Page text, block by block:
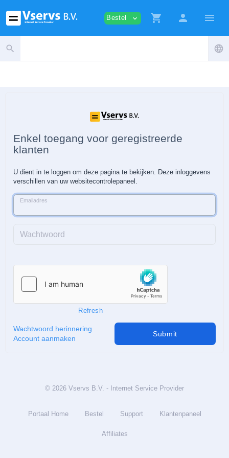
Bestel expand_more shopping_cart person menu
search language
Enkel toegang voor geregistreerde
klanten
U dient in te loggen om deze pagina te bekijken. Deze inloggevens
verschillen van uw websitecontrolepaneel.
Emailadres
Wachtwoord
Refresh
Wachtwoord herinnering
Account aanmaken
Submit
© 2026 Vservs B.V. - Internet Service Provider
Portaal Home Bestel Support Klantenpaneel
Affiliates